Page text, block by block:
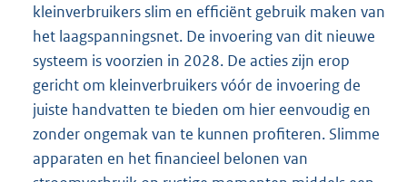
kleinverbruikers slim en efficiënt gebruik maken van
het laagspanningsnet. De invoering van dit nieuwe
systeem is voorzien in 2028. De acties zijn erop
gericht om kleinverbruikers vóór de invoering de
juiste handvatten te bieden om hier eenvoudig en
zonder ongemak van te kunnen profiteren. Slimme
apparaten en het financieel belonen van